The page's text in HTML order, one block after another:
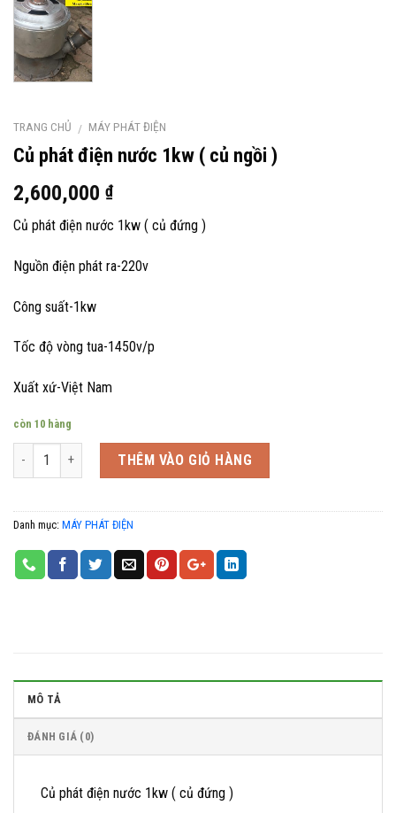
TRANG CHỦ / MÁY PHÁT ĐIỆN
Củ phát điện nước 1kw ( củ ngồi )
2,600,000 ₫
Củ phát điện nước 1kw ( củ đứng )
Nguồn điện phát ra-220v
Công suất-1kw
Tốc độ vòng tua-1450v/p
Xuất xứ-Việt Nam
còn 10 hàng
Số lượng THÊM VÀO GIỎ HÀNG
Danh mục: MÁY PHÁT ĐIỆN
MÔ TẢ
ĐÁNH GIÁ (0)
Củ phát điện nước 1kw ( củ đứng )